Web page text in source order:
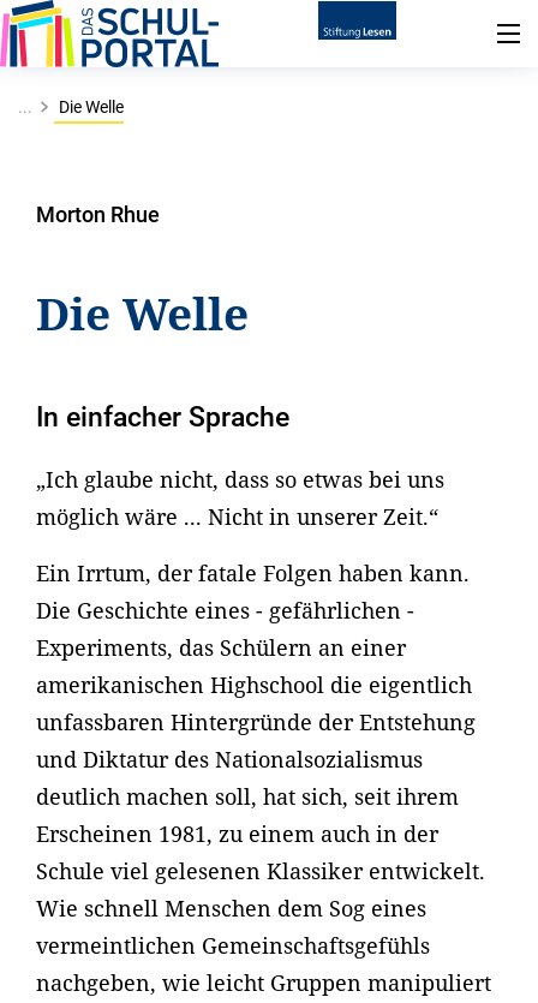
... Die Welle
Morton Rhue
Die Welle
In einfacher Sprache
„Ich glaube nicht, dass so etwas bei uns
möglich wäre ... Nicht in unserer Zeit.“
Ein Irrtum, der fatale Folgen haben kann.
Die Geschichte eines - gefährlichen -
Experiments, das Schülern an einer
amerikanischen Highschool die eigentlich
unfassbaren Hintergründe der Entstehung
und Diktatur des Nationalsozialismus
deutlich machen soll, hat sich, seit ihrem
Erscheinen 1981, zu einem auch in der
Schule viel gelesenen Klassiker entwickelt.
Wie schnell Menschen dem Sog eines
vermeintlichen Gemeinschaftsgefühls
nachgeben, wie leicht Gruppen manipuliert